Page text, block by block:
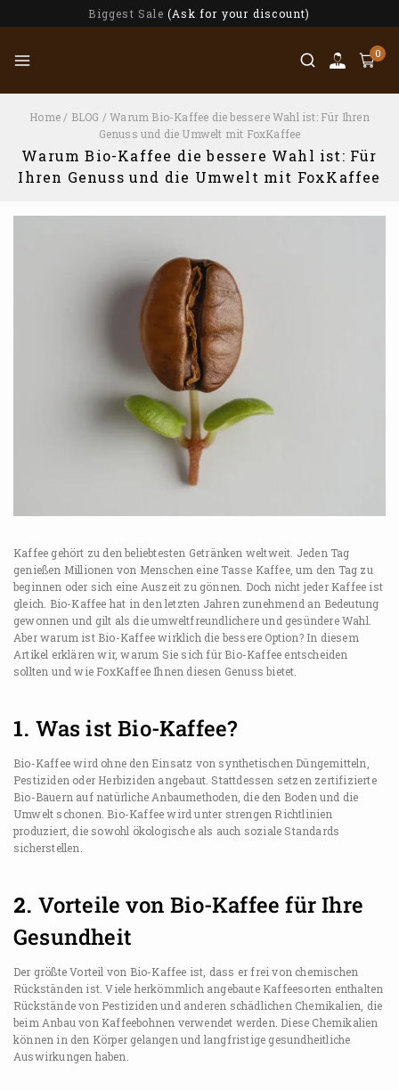
Biggest Sale (Ask for your discount)
0
Home / BLOG / Warum Bio-Kaffee die bessere Wahl ist: Für Ihren
Genuss und die Umwelt mit FoxKaffee
Warum Bio-Kaffee die bessere Wahl ist: Für
Ihren Genuss und die Umwelt mit FoxKaffee
Kaffee gehört zu den beliebtesten Getränken weltweit. Jeden Tag
genießen Millionen von Menschen eine Tasse Kaffee, um den Tag zu
beginnen oder sich eine Auszeit zu gönnen. Doch nicht jeder Kaffee ist
gleich. Bio-Kaffee hat in den letzten Jahren zunehmend an Bedeutung
gewonnen und gilt als die umweltfreundlichere und gesündere Wahl.
Aber warum ist Bio-Kaffee wirklich die bessere Option? In diesem
Artikel erklären wir, warum Sie sich für Bio-Kaffee entscheiden
sollten und wie FoxKaffee Ihnen diesen Genuss bietet.
1. Was ist Bio-Kaffee?
Bio-Kaffee wird ohne den Einsatz von synthetischen Düngemitteln,
Pestiziden oder Herbiziden angebaut. Stattdessen setzen zertifizierte
Bio-Bauern auf natürliche Anbaumethoden, die den Boden und die
Umwelt schonen. Bio-Kaffee wird unter strengen Richtlinien
produziert, die sowohl ökologische als auch soziale Standards
sicherstellen.
2. Vorteile von Bio-Kaffee für Ihre
Gesundheit
Der größte Vorteil von Bio-Kaffee ist, dass er frei von chemischen
Rückständen ist. Viele herkömmlich angebaute Kaffeesorten enthalten
Rückstände von Pestiziden und anderen schädlichen Chemikalien, die
beim Anbau von Kaffeebohnen verwendet werden. Diese Chemikalien
können in den Körper gelangen und langfristige gesundheitliche
Auswirkungen haben.